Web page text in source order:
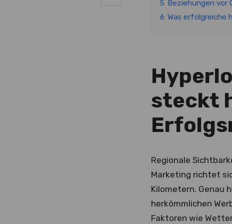
5 Beziehungen vor
6 Was erfolgreiche
steckt
Regionale
Marketing richtet
Kilometern. Genau
herkömmlichen
Faktoren wie